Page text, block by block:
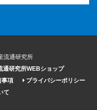
流通研究所
通研究所WEBショップ
事項
プライバシーポリシー
て